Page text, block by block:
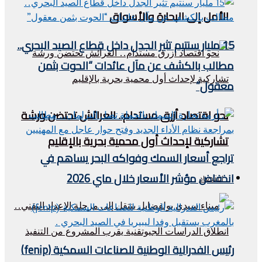
الأمل إلى البحارة والأسواق
نحو اقتصاد أزرق مستدام.. العرائش تحتضن ورشة
تشاركية لإحداث أول محمية بحرية بالإقليم
اقتصاد
15 مليار سنتيم تثير الجدل داخل قطاع الصيد البحري..
مطالب بالكشف عن مآل عائدات “الحوت بثمن
معقول”
تراجع أسعار السمك وفواكه البحر يساهم في
انخفاض مؤشر الأسعار خلال ماي 2026
رئيس الفدرالية الوطنية للصناعات السمكية (fenip)